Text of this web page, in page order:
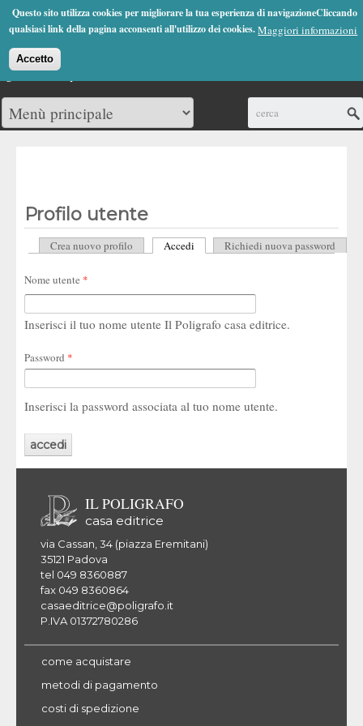
Questo sito utilizza cookies per migliorare la tua esperienza di navigazioneCliccando
qualsiasi link della pagina acconsenti all'utilizzo dei cookies.Maggiori informazioni
Accetto
Jump to Navigation
(0)
Profilo utente
Schede primarie
Crea nuovo profilo Accedi (scheda attiva)
Richiedi nuova password
Nome utente *
Inserisci il tuo nome utente Il Poligrafo casa editrice.
Password *
Inserisci la password associata al tuo nome utente.
IL POLIGRAFO
casa editrice
via Cassan, 34 (piazza Eremitani)
35121 Padova
tel 049 8360887
fax 049 8360864
casaeditrice@poligrafo.it
P.IVA 01372780286
come acquistare
metodi di pagamento
costi di spedizione